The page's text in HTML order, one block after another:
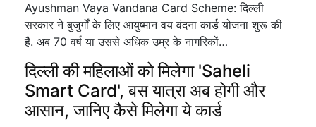
Ayushman Vaya Vandana Card Scheme: दिल्ली
सरकार ने बुजुर्गों के लिए आयुष्मान वय वंदना कार्ड योजना शुरू की
है. अब 70 वर्ष या उससे अधिक उम्र के नागरिकों…
दिल्ली की महिलाओं को मिलेगा 'Saheli
Smart Card', बस यात्रा अब होगी और
आसान, जानिए कैसे मिलेगा ये कार्ड